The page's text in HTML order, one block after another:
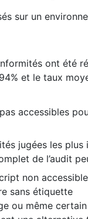
sur un
ont été
et le taux
accessibles
jugées les
de l’audit
non
sans étiquette
ou même